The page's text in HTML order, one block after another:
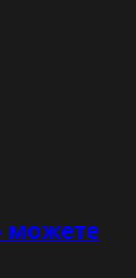
можете